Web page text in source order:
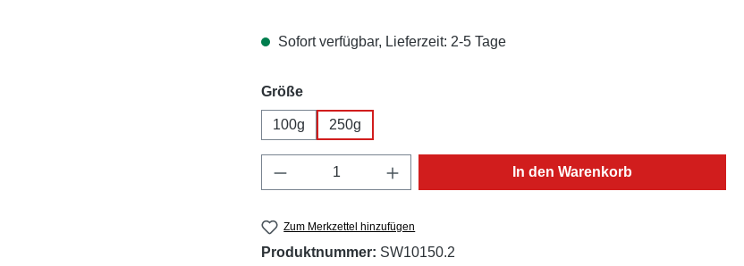
Sofort verfügbar, Lieferzeit: 2-5 Tage
Größeauswählen
100g 250g
Produkt Anzahl: Gib den gewünschten Wert ein
In den Warenkorb
Zum Merkzettel hinzufügen
Produktnummer: SW10150.2